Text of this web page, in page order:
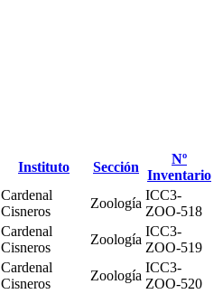
Instituto Sección
Nº
Inventario
Cardenal
Cisneros
Zoología
ICC3-
ZOO-518
Cardenal
Cisneros
Zoología
ICC3-
ZOO-519
Cardenal
Cisneros
Zoología
ICC3-
ZOO-520